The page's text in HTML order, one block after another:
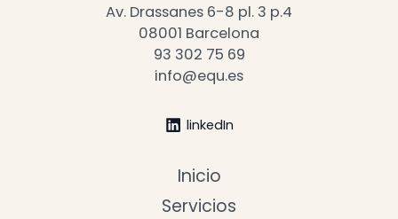
Av. Drassanes 6-8 pl. 3 p.4
08001 Barcelona
93 302 75 69
info@equ.es
linkedIn
Inicio
Servicios